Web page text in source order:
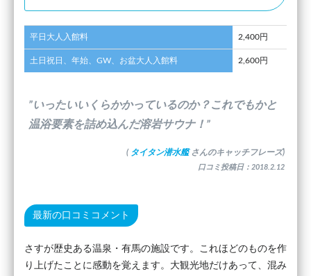
平日大人入館料 2,400円
土日祝日、年始、GW、お盆大人入館料 2,600円
”いったいいくらかかっているのか？これでもかと
温浴要素を詰め込んだ溶岩サウナ！”
( タイタン潜水艦 さんのキャッチフレーズ)
口コミ投稿日：2018.2.12
最新の口コミコメント
さすが歴史ある温泉・有馬の施設です。これほどのものを作
り上げたことに感動を覚えます。大観光地だけあって、混み